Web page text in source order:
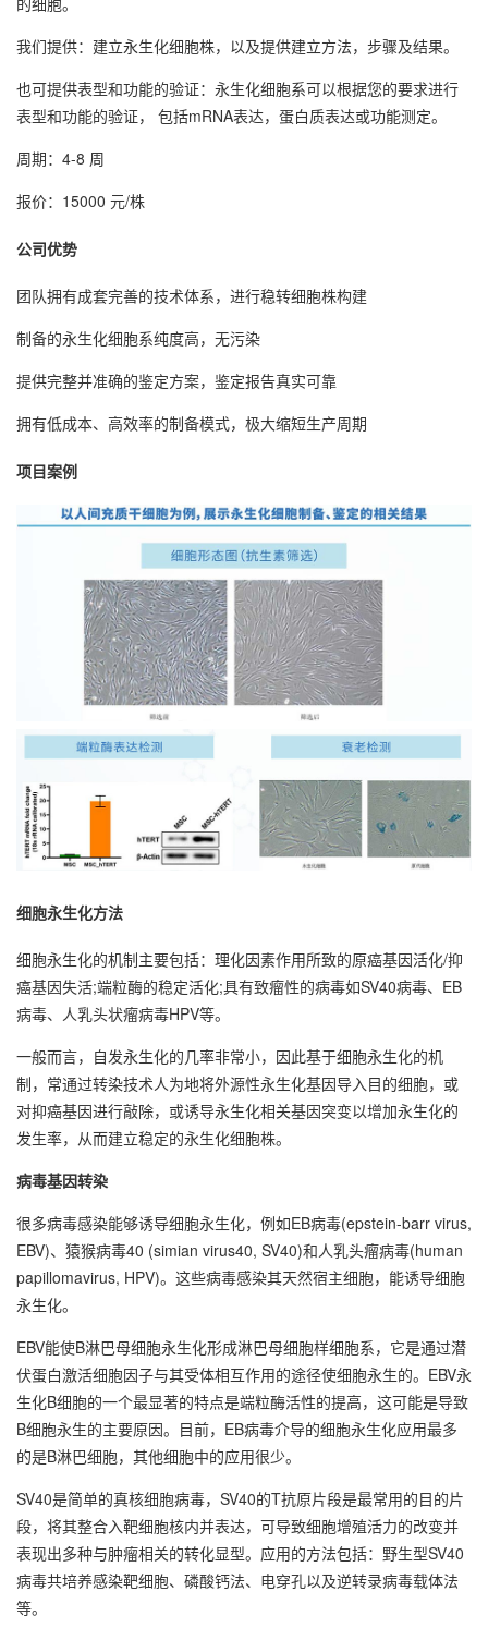
我们提供：建立永生化细胞株，以及提供建立方法，步骤及结果。
也可提供表型和功能的验证：永生化细胞系可以根据您的要求进行
表型和功能的验证， 包括mRNA表达，蛋白质表达或功能测定。
周期：4-8 周
报价：15000 元/株
公司优势
团队拥有成套完善的技术体系，进行稳转细胞株构建
制备的永生化细胞系纯度高，无污染
提供完整并准确的鉴定方案，鉴定报告真实可靠
拥有低成本、高效率的制备模式，极大缩短生产周期
项目案例
细胞永生化方法
细胞永生化的机制主要包括：理化因素作用所致的原癌基因活化/抑
癌基因失活;端粒酶的稳定活化;具有致瘤性的病毒如SV40病毒、EB
病毒、人乳头状瘤病毒HPV等。
一般而言，自发永生化的几率非常小，因此基于细胞永生化的机
制，常通过转染技术人为地将外源性永生化基因导入目的细胞，或
对抑癌基因进行敲除，或诱导永生化相关基因突变以增加永生化的
发生率，从而建立稳定的永生化细胞株。
病毒基因转染
很多病毒感染能够诱导细胞永生化，例如EB病毒(epstein-barr virus,
EBV)、猿猴病毒40 (simian virus40, SV40)和人乳头瘤病毒(human
papillomavirus, HPV)。这些病毒感染其天然宿主细胞，能诱导细胞
永生化。
EBV能使B淋巴母细胞永生化形成淋巴母细胞样细胞系，它是通过潜
伏蛋白激活细胞因子与其受体相互作用的途径使细胞永生的。EBV永
生化B细胞的一个最显著的特点是端粒酶活性的提高，这可能是导致
B细胞永生的主要原因。目前，EB病毒介导的细胞永生化应用最多
的是B淋巴细胞，其他细胞中的应用很少。
SV40是简单的真核细胞病毒，SV40的T抗原片段是最常用的目的片
段，将其整合入靶细胞核内并表达，可导致细胞增殖活力的改变并
表现出多种与肿瘤相关的转化显型。应用的方法包括：野生型SV40
病毒共培养感染靶细胞、磷酸钙法、电穿孔以及逆转录病毒载体法
等。